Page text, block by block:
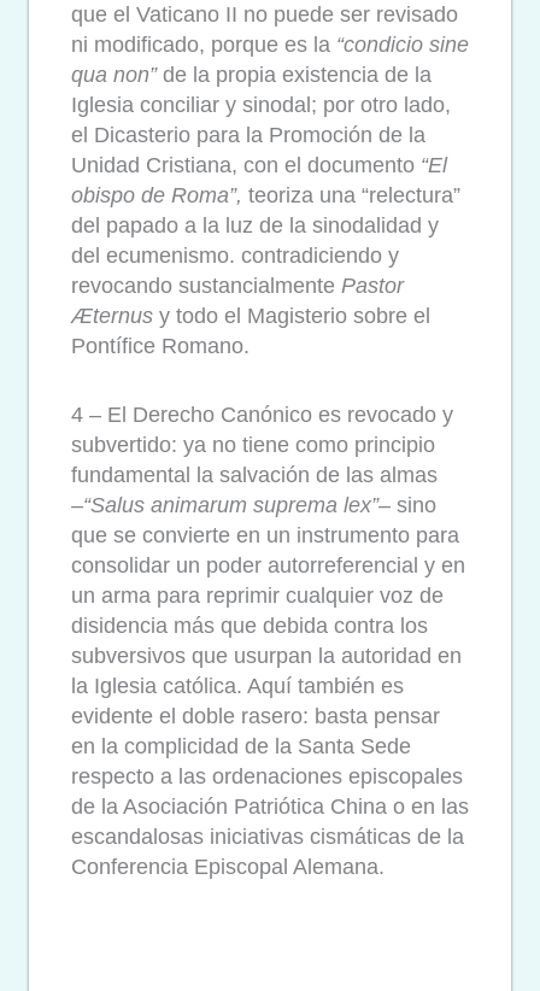
que el Vaticano II no puede ser revisado
ni modificado, porque es la “condicio sine
qua non”de la propia existencia de la
Iglesia conciliar y sinodal; por otro lado,
el Dicasterio para la Promoción de la
Unidad Cristiana, con el documento “El
obispo de Roma”, teoriza una “relectura”
del papado a la luz de la sinodalidad y
del ecumenismo. contradiciendo y
revocando sustancialmente Pastor
Æternus y todo el Magisterio sobre el
Pontífice Romano.
4 – El Derecho Canónico es revocado y
subvertido: ya no tiene como principio
fundamental la salvación de las almas
–“Salus animarum suprema lex”– sino
que se convierte en un instrumento para
consolidar un poder autorreferencial y en
un arma para reprimir cualquier voz de
disidencia más que debida contra los
subversivos que usurpan la autoridad en
la Iglesia católica. Aquí también es
evidente el doble rasero: basta pensar
en la complicidad de la Santa Sede
respecto a las ordenaciones episcopales
de la Asociación Patriótica China o en las
escandalosas iniciativas cismáticas de la
Conferencia Episcopal Alemana.